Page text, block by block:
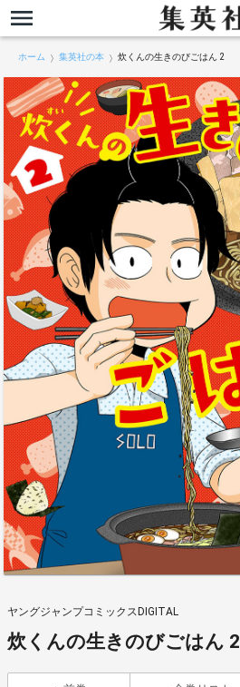
ホーム 集英社の本 炊くんの生きのびごはん 2
ヤングジャンプコミックスDIGITAL
炊くんの生きのびごはん 2